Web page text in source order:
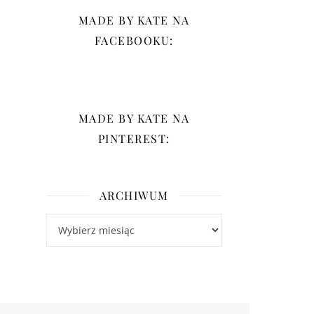
MADE BY KATE NA
FACEBOOKU:
MADE BY KATE NA
PINTEREST:
ARCHIWUM